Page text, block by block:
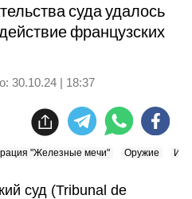
суда удалось
французских
30.10.24 | 18:37
"Железные мечи" Оружие
суд (Tribunal de